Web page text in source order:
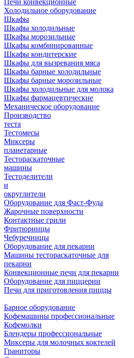
Печи конвекционные
Холодильное оборудование
Шкафы
Шкафы холодильные
Шкафы морозильные
Шкафы комбинированные
Шкафы кондитерские
Шкафы для вызревания мяса
Шкафы барные холодильные
Шкафы барные морозильные
Шкафы холодильные для молока
Шкафы фармацевтические
Механическое оборудование
Производство
теста
Тестомесы
Миксеры
планетарные
Тестораскаточные
машины
Тестоделители
и
округлители
Оборудование для Фаст-Фуда
Жарочные поверхности
Контактные грили
Фритюрницы
Чебуречницы
Оборудование для пекарни
Машины тестораскаточные для
пекарни
Конвекционные печи для пекарни
Оборудование для пиццерии
Печи для приготовления пиццы
Барное оборудование
Кофемашины профессиональные
Кофемолки
Блендеры профессиональные
Миксеры для молочных коктелей
Граниторы